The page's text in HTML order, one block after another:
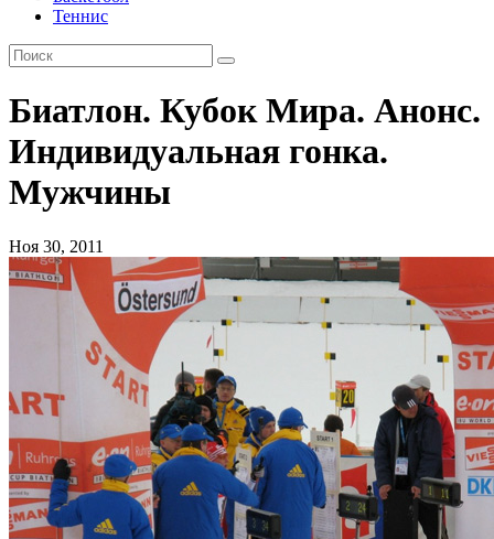
Теннис
Биатлон. Кубок Мира. Анонс.
Индивидуальная гонка.
Мужчины
Ноя 30, 2011